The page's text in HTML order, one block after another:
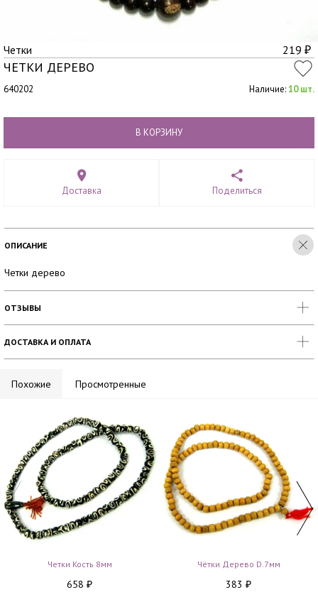
Четки 219 ₽
ЧЕТКИ ДЕРЕВО
640202 Наличие:10 шт.
В КОРЗИНУ
Доставка Поделиться
ОПИСАНИЕ
Четки дерево
ОТЗЫВЫ
ДОСТАВКА И ОПЛАТА
Похожие Просмотренные
Четки Кость 8мм
658 ₽
Чётки Дерево D.7мм
383 ₽